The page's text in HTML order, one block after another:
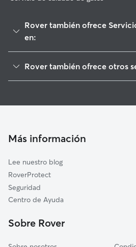
Rover también ofrece
en:
Biar
Villena
Agost
Monóvar/Monòver
Tibi
Monforte del Cid
Rover también ofrece otros
Cuidado de mascota en Petrer
Más información
Lee nuestro blog
RoverProtect
Seguridad
Centro de Ayuda
Sobre Rover